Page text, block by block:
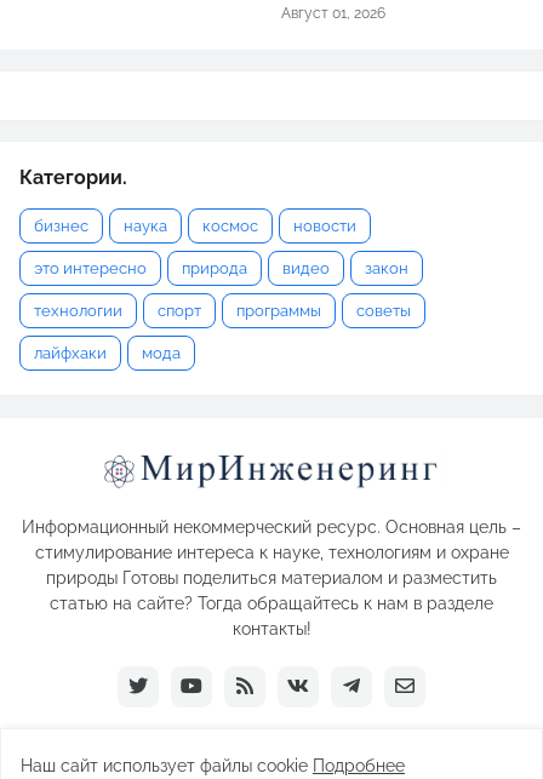
Август 01, 2026
Категории.
бизнес наука космос новости
это интересно природа видео закон
технологии спорт программы советы
лайфхаки мода
Информационный некоммерческий ресурс. Основная цель –
стимулирование интереса к науке, технологиям и охране
природы Готовы поделиться материалом и разместить
статью на сайте? Тогда обращайтесь к нам в разделе
контакты!
Наш сайт использует файлы cookie Подробнее